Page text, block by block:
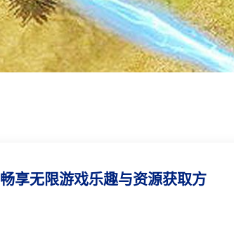
享无限游戏乐趣与资源获取方